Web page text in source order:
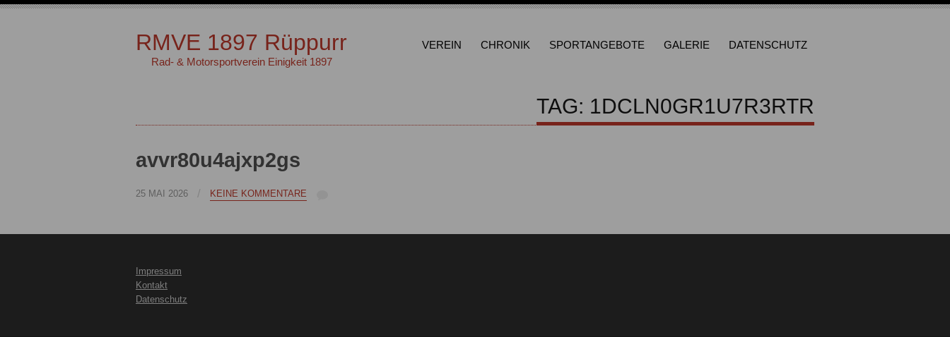
RMVE 1897 Rüppurr
Rad- & Motorsportverein Einigkeit 1897
VEREIN CHRONIK SPORTANGEBOTE GALERIE DATENSCHUTZ
TAG: 1DCLN0GR1U7R3RTR
avvr80u4ajxp2gs
25 MAI 2026 / KEINE KOMMENTARE
Impressum
Kontakt
Datenschutz